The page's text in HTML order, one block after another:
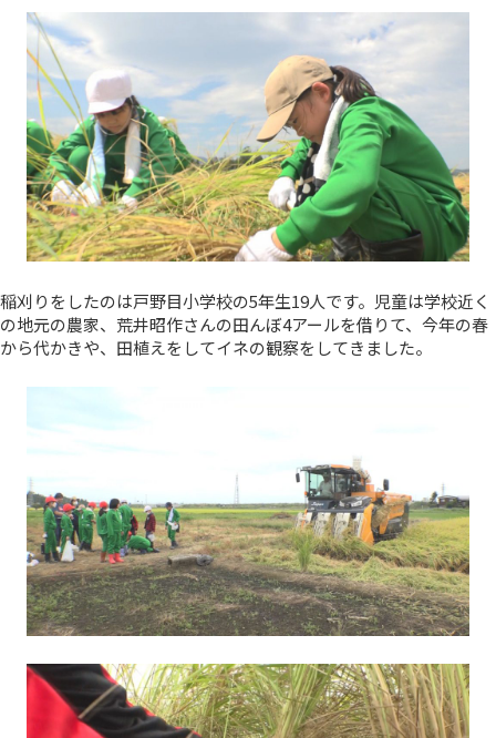
稲刈りをしたのは戸野目小学校の5年生19人です。児童は学校近く
の地元の農家、荒井昭作さんの田んぼ4アールを借りて、今年の春
から代かきや、田植えをしてイネの観察をしてきました。